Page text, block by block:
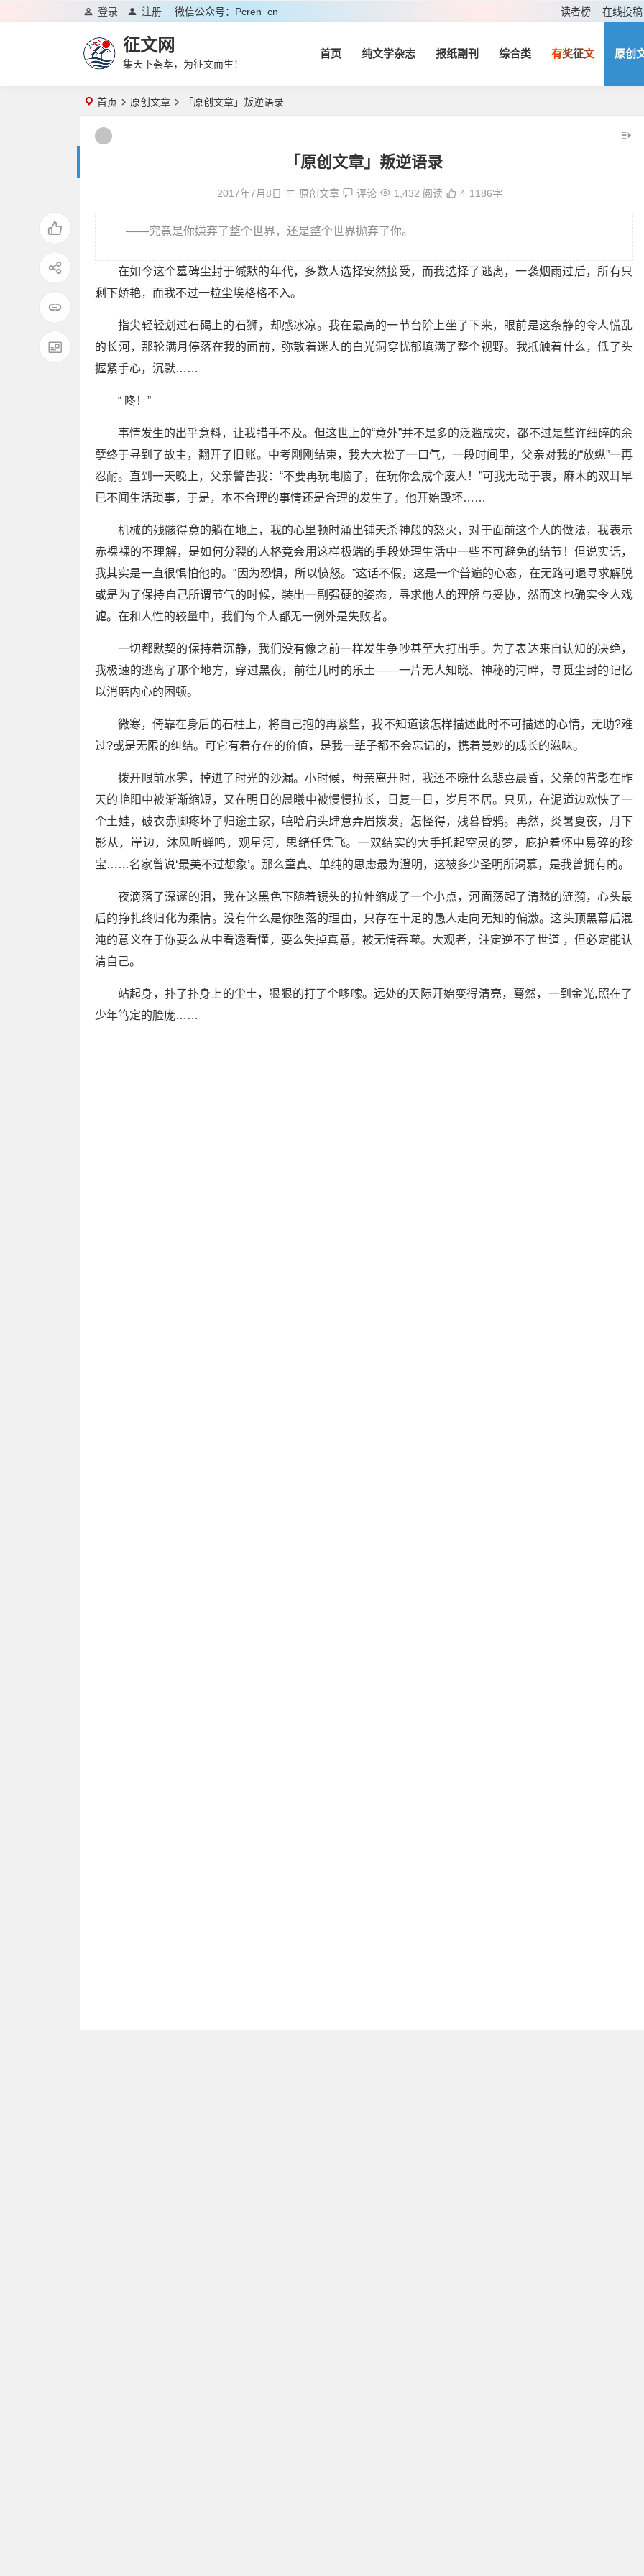
微信公众号：pcren_cn
登录 注册 读者榜 在线投稿
征文网
集天下荟萃，为征文而生！
首页 纯文学杂志 报纸副刊 综合类 有奖征文 原创
首页 原创文章 「原创文章」叛逆语录
「原创文章」叛逆语录
2017年7月8日 原创文章 评论 1,432 阅读 4 1186字
——究竟是你嫌弃了整个世界，还是整个世界抛弃了你。
在如今这个墓碑尘封于缄默的年代，多数人选择安然接受，而我选择了逃离，一袭烟雨过后，所有只
剩下娇艳，而我不过一粒尘埃格格不入。
指尖轻轻划过石碣上的石狮，却感冰凉。我在最高的一节台阶上坐了下来，眼前是这条静的令人慌乱
的长河，那轮满月停落在我的面前，弥散着迷人的白光洞穿忧郁填满了整个视野。我抵触着什么，低了头
握紧手心，沉默……
“ 咚！”
事情发生的出乎意料，让我措手不及。但这世上的“意外”并不是多的泛滥成灾，都不过是些许细碎的余
孽终于寻到了故主，翻开了旧账。中考刚刚结束，我大大松了一口气，一段时间里，父亲对我的“放纵”一再
忍耐。直到一天晚上，父亲警告我：“不要再玩电脑了，在玩你会成个废人！”可我无动于衷，麻木的双耳早
已不闻生活琐事，于是，本不合理的事情还是合理的发生了，他开始毁坏……
机械的残骸得意的躺在地上，我的心里顿时涌出铺天杀神般的怒火，对于面前这个人的做法，我表示
赤裸裸的不理解，是如何分裂的人格竟会用这样极端的手段处理生活中一些不可避免的结节！但说实话，
我其实是一直很惧怕他的。“因为恐惧，所以愤怒。”这话不假，这是一个普遍的心态，在无路可退寻求解脱
或是为了保持自己所谓节气的时候，装出一副强硬的姿态，寻求他人的理解与妥协，然而这也确实令人戏
谑。在和人性的较量中，我们每个人都无一例外是失败者。
一切都默契的保持着沉静，我们没有像之前一样发生争吵甚至大打出手。为了表达来自认知的决绝，
我极速的逃离了那个地方，穿过黑夜，前往儿时的乐土——一片无人知晓、神秘的河畔，寻觅尘封的记忆
以消磨内心的困顿。
微寒，倚靠在身后的石柱上，将自己抱的再紧些，我不知道该怎样描述此时不可描述的心情，无助?难
过?或是无限的纠结。可它有着存在的价值，是我一辈子都不会忘记的，携着曼妙的成长的滋味。
拨开眼前水雾，掉进了时光的沙漏。小时候，母亲离开时，我还不晓什么悲喜晨昏，父亲的背影在昨
天的艳阳中被渐渐缩短，又在明日的晨曦中被慢慢拉长，日复一日，岁月不居。只见，在泥道边欢快了一
个土娃，破衣赤脚疼坏了归途主家，嘻哈肩头肆意弄眉拨发，怎怪得，残暮昏鸦。再然，炎暑夏夜，月下
影从，岸边，沐风听蝉鸣，观星河，思绪任凭飞。一双结实的大手托起空灵的梦，庇护着怀中易碎的珍
宝……名家曾说‘最美不过想象’。那么童真、单纯的思虑最为澄明，这被多少圣明所渴慕，是我曾拥有的。
夜滴落了深邃的泪，我在这黑色下随着镜头的拉伸缩成了一个小点，河面荡起了清愁的涟漪，心头最
后的挣扎终归化为柔情。没有什么是你堕落的理由，只存在十足的愚人走向无知的偏激。这头顶黑幕后混
沌的意义在于你要么从中看透看懂，要么失掉真意，被无情吞噬。大观者，注定逆不了世道 ，但必定能认
清自己。
站起身，扑了扑身上的尘土，狠狠的打了个哆嗦。远处的天际开始变得清亮，蓦然，一到金光,照在了
少年笃定的脸庞……